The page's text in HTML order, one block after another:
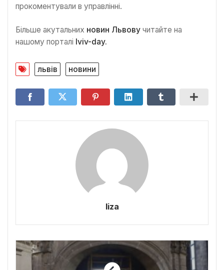
прокоментували в управлінні.
Більше акутальних новин Львову читайте на
нашому порталі lviv-day.
львів новини
liza